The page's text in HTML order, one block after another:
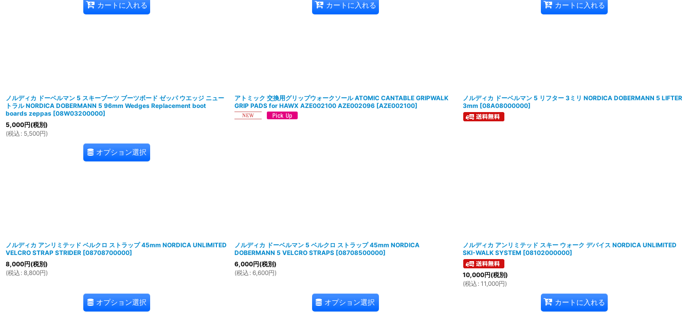
カートに入れる カートに入れる カートに入れる
ノルディカ ドーベルマン 5 スキーブーツ ブーツボード ゼッパ ウエッジ ニュー
トラル NORDICA DOBERMANN 5 96mm Wedges Replacement boot
boards zeppas [08W03200000]
5,000円(税別)
(税込 : 5,500円)
オプション選択
アトミック 交換用グリップウォークソール ATOMIC CANTABLE GRIPWALK
GRIP PADS for HAWX AZE002100 AZE002096 [AZE002100]
ノルディカ ドーベルマン 5 リフター 3ミリ NORDICA DOBERMANN 5 LIFTER
3mm [08A08000000]
ノルディカ アンリミテッド ベルクロ ストラップ 45mm NORDICA UNLIMITED
VELCRO STRAP STRIDER [08708700000]
8,000円(税別)
(税込 : 8,800円)
オプション選択
ノルディカ ドーベルマン 5 ベルクロ ストラップ 45mm NORDICA
DOBERMANN 5 VELCRO STRAPS [08708500000]
6,000円(税別)
(税込 : 6,600円)
オプション選択
ノルディカ アンリミテッド スキー ウォーク デバイス NORDICA UNLIMITED
SKI-WALK SYSTEM [08102000000]
10,000円(税別)
(税込 : 11,000円)
カートに入れる